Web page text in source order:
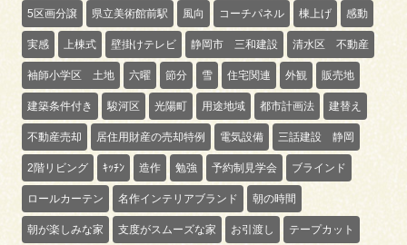
5区画分譲 県立美術館前駅 風向 コーチパネル 棟上げ 感動
実感 上棟式 壁掛けテレビ 静岡市 三和建設 清水区 不動産
袖師小学区 土地 六曜 節分 雪 住宅関連 外観 販売地
建築条件付き 駿河区 光陽町 用途地域 都市計画法 建替え
不動産売却 居住用財産の売却特例 電気設備 三話建設 静岡
2階リビング ｷｯﾁﾝ 造作 勉強 予約制見学会 ブラインド
ロールカーテン 名作インテリアブランド 朝の時間
朝が楽しみな家 支度がスムーズな家 お引渡し テープカット